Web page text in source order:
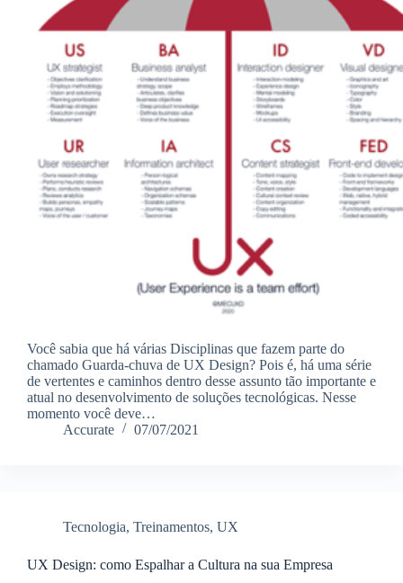
Você sabia que há várias Disciplinas que fazem parte do
chamado Guarda-chuva de UX Design? Pois é, há uma série
de vertentes e caminhos dentro desse assunto tão importante e
atual no desenvolvimento de soluções tecnológicas. Nesse
momento você deve…
Accurate
07/07/2021
Tecnologia, Treinamentos, UX
UX Design: como Espalhar a Cultura na sua Empresa